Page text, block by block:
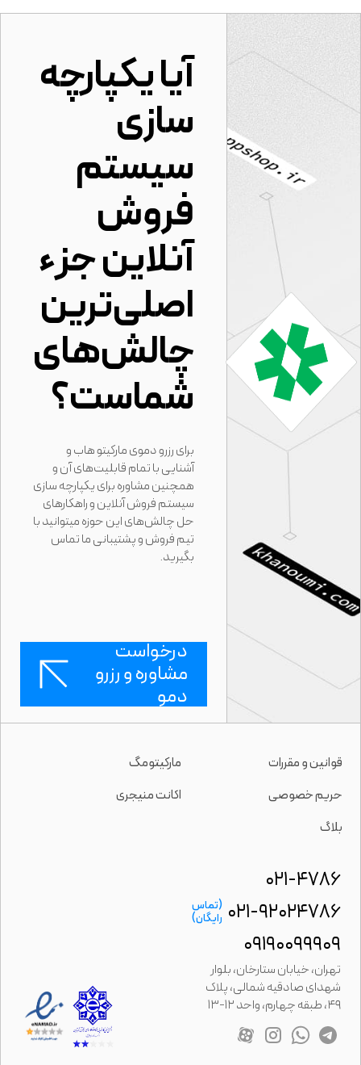
آیا یکپارچه
سازی
سیستم
فروش
آنلاین جزء
اصلی‌ترین
چالش‌های
شماست؟
برای رزرو دموی مارکیتو هاب و
آشنایی با تمام قابلیت‌های آن و
همچنین مشاوره برای یکپارچه سازی
سیستم فروش آنلاین و راهکارهای
حل چالش‌های این حوزه میتوانید با
تیم فروش و پشتیبانی ما تماس
درخواست
مشاوره و رزرو
دمو
مارکیتومگ
اکانت منیجری
و مقررات
خصوصی
۴۷۸۶
۹۲۰۲۴۷۸۶ (تماس
رایگان)
خیابان ستارخان، بلوار
صادقیه شمالی، پلاک